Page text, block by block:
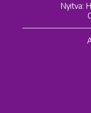
Nyitva: